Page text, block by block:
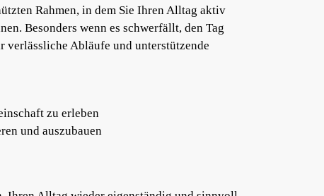
Rahmen, in dem Sie Ihren Alltag aktiv
Besonders wenn es schwerfällt, den Tag
Abläufe und unterstützende
zu erleben
und auszubauen